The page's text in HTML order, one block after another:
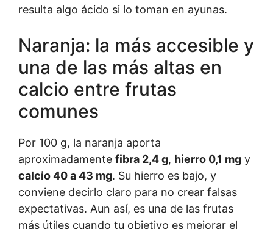
resulta algo ácido si lo toman en ayunas.
Naranja: la más accesible y
una de las más altas en
calcio entre frutas
comunes
Por 100 g, la naranja aporta
aproximadamente fibra 2,4 g, hierro 0,1 mg y
calcio 40 a 43 mg. Su hierro es bajo, y
conviene decirlo claro para no crear falsas
expectativas. Aun así, es una de las frutas
más útiles cuando tu objetivo es mejorar el